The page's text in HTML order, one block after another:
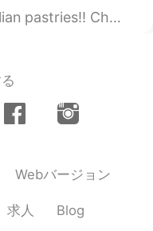
Hazelnut cream eclair, Vanilla Cus...
Webバージョン
求人 Blog